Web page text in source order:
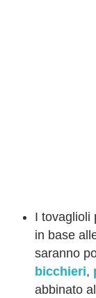
I tovaglioli
in base
saranno
bicchieri,
abbinato